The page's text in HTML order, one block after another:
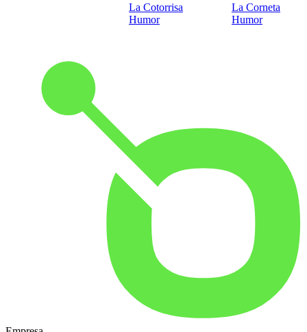
La Cotorrisa
Humor
La Corneta
Humor